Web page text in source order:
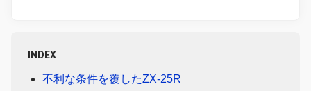
INDEX
不利な条件を覆したZX-25R